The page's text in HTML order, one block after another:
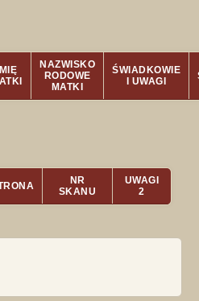
IMIĘ
NAZWISKO
RODOWE
MATKI
ŚWIADKOWIE
I UWAGI
NR
SKANU
UWAGI
2